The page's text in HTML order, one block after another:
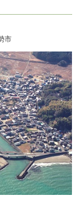
市